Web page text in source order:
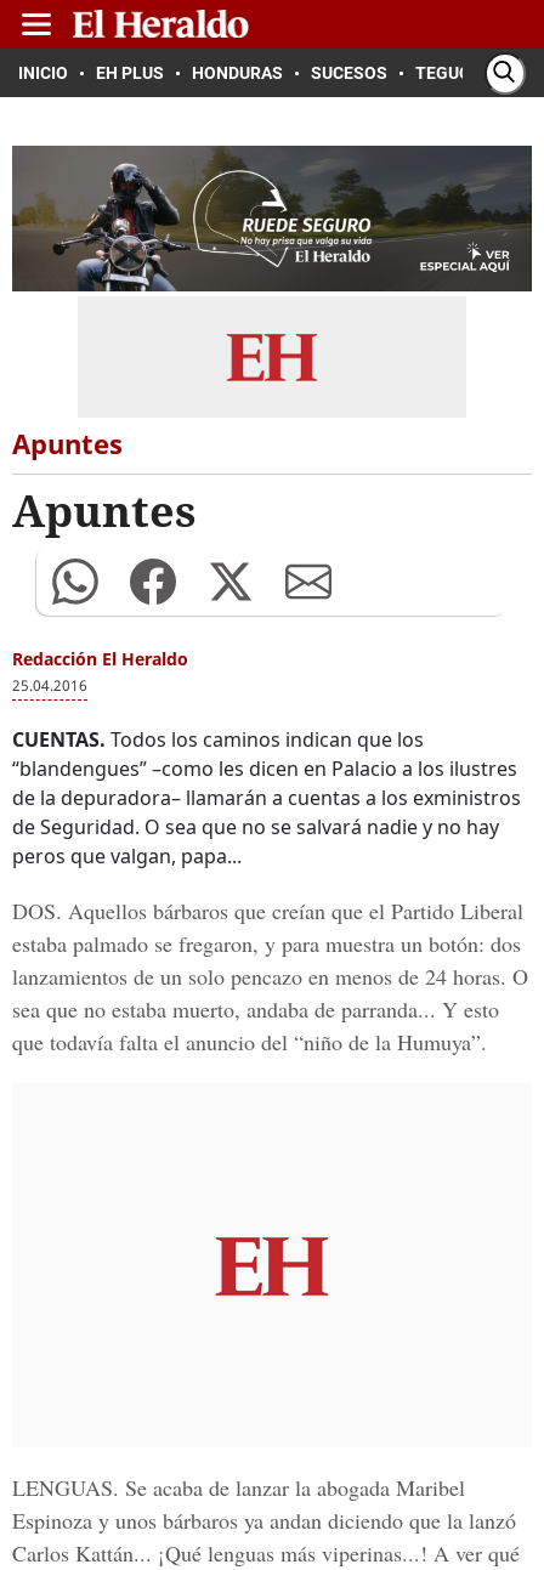
INICIO EH PLUS HONDURAS SUCESOS TEGUCIGALPA
Apuntes
Apuntes
Redacción El Heraldo
25.04.2016
CUENTAS. Todos los caminos indican que los
“blandengues” –como les dicen en Palacio a los ilustres
de la depuradora– llamarán a cuentas a los exministros
de Seguridad. O sea que no se salvará nadie y no hay
peros que valgan, papa...
DOS. Aquellos bárbaros que creían que el Partido Liberal
estaba palmado se fregaron, y para muestra un botón: dos
lanzamientos de un solo pencazo en menos de 24 horas. O
sea que no estaba muerto, andaba de parranda... Y esto
que todavía falta el anuncio del “niño de la Humuya”.
LENGUAS. Se acaba de lanzar la abogada Maribel
Espinoza y unos bárbaros ya andan diciendo que la lanzó
Carlos Kattán... ¡Qué lenguas más viperinas...! A ver qué